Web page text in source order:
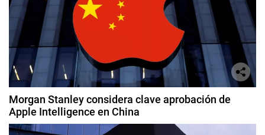
Morgan Stanley considera clave aprobación de
Apple Intelligence en China